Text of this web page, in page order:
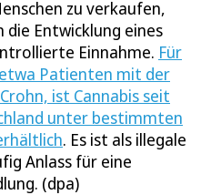
zu verkaufen,
die Entwicklung eines
Einnahme. Für
Patienten mit der
ist Cannabis seit
unter bestimmten
. Es ist als illegale
Anlass für eine
(dpa)